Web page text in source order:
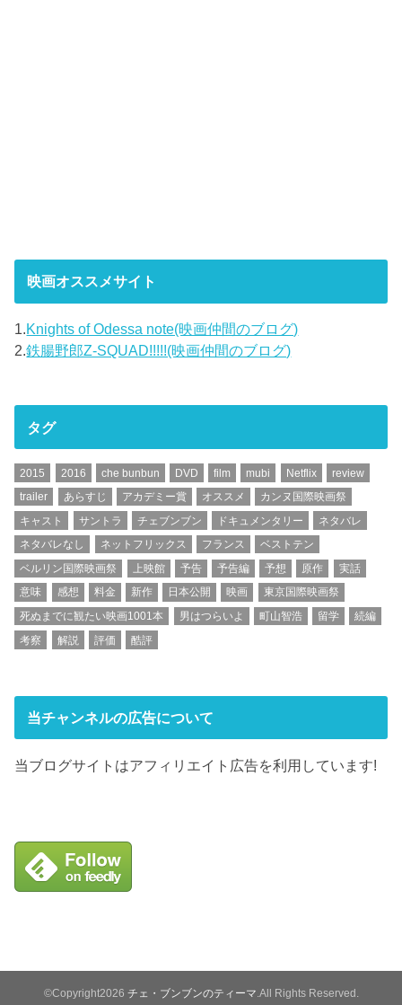
映画オススメサイト
1.Knights of Odessa note(映画仲間のブログ)
2.鉄腸野郎Z-SQUAD!!!!!(映画仲間のブログ)
タグ
2015 2016 che bunbun DVD film mubi Netflix
review
trailer
あらすじ アカデミー賞 オススメ
カンヌ国際映画祭
キャスト
サントラ チェブンブン ドキュメンタリー
ネタバレ
ネタバレなし
ネットフリックス フランス
ベストテン
ベルリン国際映画祭
上映館 予告 予告編 予想 原作
実話
意味
感想 料金 新作 日本公開 映画
東京国際映画祭
死ぬまでに観たい映画1001本
男はつらいよ 町山智浩 留学
続編
考察
解説 評価 酷評
当チャンネルの広告について
当ブログサイトはアフィリエイト広告を利用しています!
©Copyright2026 チェ・ブンブンのティーマ .All Rights Reserved.